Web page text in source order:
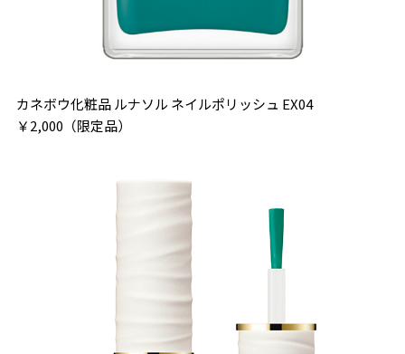
カネボウ化粧品 ルナソル ネイルポリッシュ EX04
￥2,000（限定品）